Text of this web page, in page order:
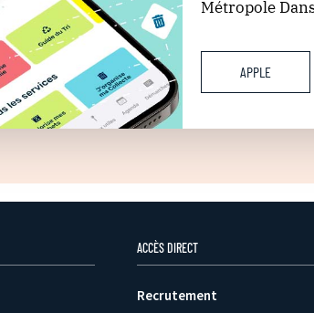
Métropole
APPLE
ACCÈS DIRECT
Recrutement